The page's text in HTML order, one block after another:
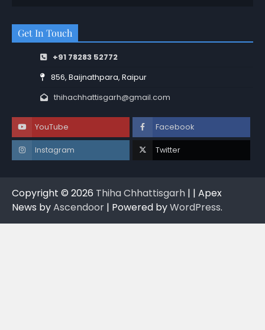
Get In Touch
+91 78283 52772
856, Baijnathpara, Raipur
thihachhattisgarh@gmail.com
YouTube Facebook
Instagram Twitter
Copyright © 2026 Thiha Chhattisgarh | | Apex
News byAscendoor | Powered byWordPress.